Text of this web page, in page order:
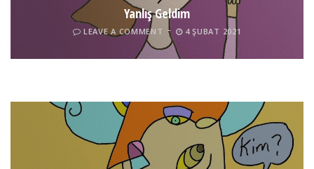
Yanlış Geldim
LEAVE A COMMENT 4 ŞUBAT 2021
Tel İnsan
LEAVE A COMMENT 4 ŞUBAT 2021